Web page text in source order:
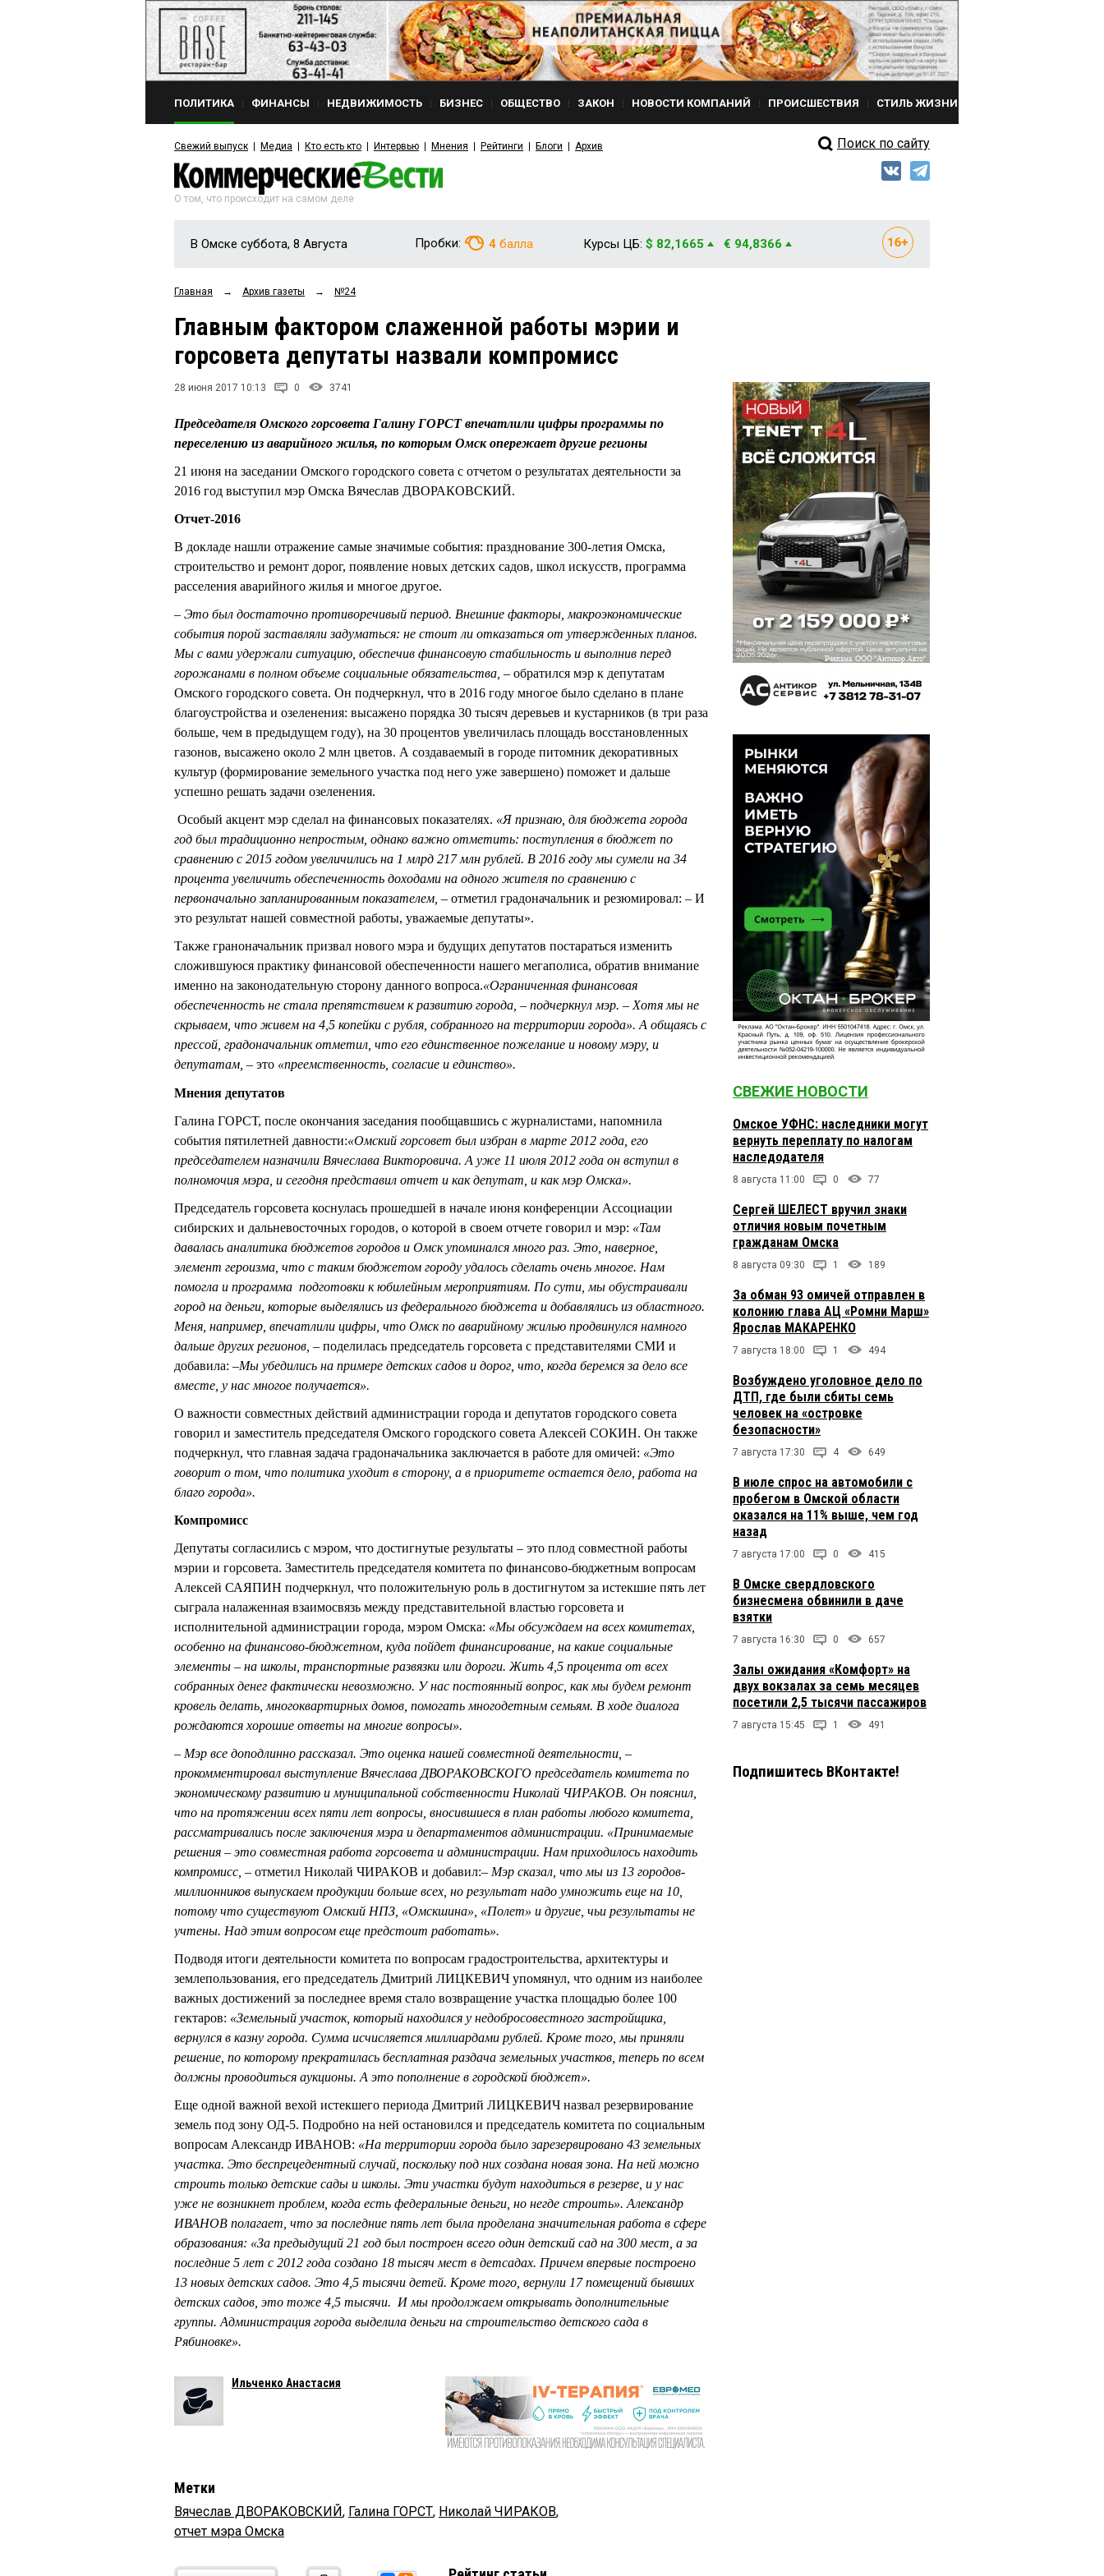
ПОЛИТИКА ФИНАНСЫ НЕДВИЖИМОСТЬ БИЗНЕС ОБЩЕСТВО ЗАКОН НОВОСТИ КОМПАНИЙ ПРОИСШЕСТВИЯ СТИЛЬ ЖИЗНИ
Свежий выпуск Медиа Кто есть кто Интервью Мнения Рейтинги Блоги Архив Поиск по сайту
О том, что происходит на самом деле
В Омске суббота, 8 Августа Пробки: 4 балла Курсы ЦБ: $ 82,1665 € 94,8366
Главная → Архив газеты → №24
Главным фактором слаженной работы мэрии и
горсовета депутаты назвали компромисс
28 июня 2017 10:13 0 3741
Председателя Омского горсовета Галину ГОРСТ впечатлили цифры программы по
переселению из аварийного жилья, по которым Омск опережает другие регионы
21 июня на заседании Омского городского совета с отчетом о результатах деятельности за
2016 год выступил мэр Омска Вячеслав ДВОРАКОВСКИЙ.
Отчет-2016
В докладе нашли отражение самые значимые события: празднование 300-летия Омска,
строительство и ремонт дорог, появление новых детских садов, школ искусств, программа
расселения аварийного жилья и многое другое.
– Это был достаточно противоречивый период. Внешние факторы, макроэкономические
события порой заставляли задуматься: не стоит ли отказаться от утвержденных планов.
Мы с вами удержали ситуацию, обеспечив финансовую стабильность и выполнив перед
горожанами в полном объеме социальные обязательства, – обратился мэр к депутатам
Омского городского совета. Он подчеркнул, что в 2016 году многое было сделано в плане
благоустройства и озеленения: высажено порядка 30 тысяч деревьев и кустарников (в три раза
больше, чем в предыдущем году), на 30 процентов увеличилась площадь восстановленных
газонов, высажено около 2 млн цветов. А создаваемый в городе питомник декоративных
культур (формирование земельного участка под него уже завершено) поможет и дальше
успешно решать задачи озеленения.
Особый акцент мэр сделал на финансовых показателях. «Я признаю, для бюджета города
год был традиционно непростым, однако важно отметить: поступления в бюджет по
сравнению с 2015 годом увеличились на 1 млрд 217 млн рублей. В 2016 году мы сумели на 34
процента увеличить обеспеченность доходами на одного жителя по сравнению с
первоначально запланированным показателем, – отметил градоначальник и резюмировал: – И
это результат нашей совместной работы, уважаемые депутаты».
Также граноначальник призвал нового мэра и будущих депутатов постараться изменить
сложившуюся практику финансовой обеспеченности нашего мегаполиса, обратив внимание
именно на законодательную сторону данного вопроса.«Ограниченная финансовая
обеспеченность не стала препятствием к развитию города, – подчеркнул мэр. – Хотя мы не
скрываем, что живем на 4,5 копейки с рубля, собранного на территории города». А общаясь с
прессой, градоначальник отметил, что его единственное пожелание и новому мэру, и
депутатам, – это «преемственность, согласие и единство».
Мнения депутатов
Галина ГОРСТ, после окончания заседания пообщавшись с журналистами, напомнила
события пятилетней давности:«Омский горсовет был избран в марте 2012 года, его
председателем назначили Вячеслава Викторовича. А уже 11 июля 2012 года он вступил в
полномочия мэра, и сегодня представил отчет и как депутат, и как мэр Омска».
Председатель горсовета коснулась прошедшей в начале июня конференции Ассоциации
сибирских и дальневосточных городов, о которой в своем отчете говорил и мэр: «Там
давалась аналитика бюджетов городов и Омск упоминался много раз. Это, наверное,
элемент героизма, что с таким бюджетом городу удалось сделать очень многое. Нам
помогла и программа подготовки к юбилейным мероприятиям. По сути, мы обустраивали
город на деньги, которые выделялись из федерального бюджета и добавлялись из областного.
Меня, например, впечатлили цифры, что Омск по аварийному жилью продвинулся намного
дальше других регионов, – поделилась председатель горсовета с представителями СМИ и
добавила: –Мы убедились на примере детских садов и дорог, что, когда беремся за дело все
вместе, у нас многое получается».
О важности совместных действий администрации города и депутатов городского совета
говорил и заместитель председателя Омского городского совета Алексей СОКИН. Он также
подчеркнул, что главная задача градоначальника заключается в работе для омичей: «Это
говорит о том, что политика уходит в сторону, а в приоритете остается дело, работа на
благо города».
Компромисс
Депутаты согласились с мэром, что достигнутые результаты – это плод совместной работы
мэрии и горсовета. Заместитель председателя комитета по финансово-бюджетным вопросам
Алексей САЯПИН подчеркнул, что положительную роль в достигнутом за истекшие пять лет
сыграла налаженная взаимосвязь между представительной властью горсовета и
исполнительной администрации города, мэром Омска: «Мы обсуждаем на всех комитетах,
особенно на финансово-бюджетном, куда пойдет финансирование, на какие социальные
элементы – на школы, транспортные развязки или дороги. Жить 4,5 процента от всех
собранных денег фактически невозможно. У нас постоянный вопрос, как мы будем ремонт
кровель делать, многоквартирных домов, помогать многодетным семьям. В ходе диалога
рождаются хорошие ответы на многие вопросы».
– Мэр все доподлинно рассказал. Это оценка нашей совместной деятельности, –
прокомментировал выступление Вячеслава ДВОРАКОВСКОГО председатель комитета по
экономическому развитию и муниципальной собственности Николай ЧИРАКОВ. Он пояснил,
что на протяжении всех пяти лет вопросы, вносившиеся в план работы любого комитета,
рассматривались после заключения мэра и департаментов администрации. «Принимаемые
решения – это совместная работа горсовета и администрации. Нам приходилось находить
компромисс, – отметил Николай ЧИРАКОВ и добавил:– Мэр сказал, что мы из 13 городов-
миллионников выпускаем продукции больше всех, но результат надо умножить еще на 10,
потому что существуют Омский НПЗ, «Омскшина», «Полет» и другие, чьи результаты не
учтены. Над этим вопросом еще предстоит работать».
Подводя итоги деятельности комитета по вопросам градостроительства, архитектуры и
землепользования, его председатель Дмитрий ЛИЦКЕВИЧ упомянул, что одним из наиболее
важных достижений за последнее время стало возвращение участка площадью более 100
гектаров: «Земельный участок, который находился у недобросовестного застройщика,
вернулся в казну города. Сумма исчисляется миллиардами рублей. Кроме того, мы приняли
решение, по которому прекратилась бесплатная раздача земельных участков, теперь по всем
должны проводиться аукционы. А это пополнение в городской бюджет».
Еще одной важной вехой истекшего периода Дмитрий ЛИЦКЕВИЧ назвал резервирование
земель под зону ОД-5. Подробно на ней остановился и председатель комитета по социальным
вопросам Александр ИВАНОВ: «На территории города было зарезервировано 43 земельных
участка. Это беспрецедентный случай, поскольку под них создана новая зона. На ней можно
строить только детские сады и школы. Эти участки будут находиться в резерве, и у нас
уже не возникнет проблем, когда есть федеральные деньги, но негде строить». Александр
ИВАНОВ полагает, что за последние пять лет была проделана значительная работа в сфере
образования: «За предыдущий 21 год был построен всего один детский сад на 300 мест, а за
последние 5 лет с 2012 года создано 18 тысяч мест в детсадах. Причем впервые построено
13 новых детских садов. Это 4,5 тысячи детей. Кроме того, вернули 17 помещений бывших
детских садов, это тоже 4,5 тысячи. И мы продолжаем открывать дополнительные
группы. Администрация города выделила деньги на строительство детского сада в
Рябиновке».
Ильченко Анастасия
Метки
Вячеслав ДВОРАКОВСКИЙ, Галина ГОРСТ, Николай ЧИРАКОВ,
отчет мэра Омска
СВЕЖИЕ НОВОСТИ
Омское УФНС: наследники могут
вернуть переплату по налогам
наследодателя
8 августа 11:00 0 77
Сергей ШЕЛЕСТ вручил знаки
отличия новым почетным
гражданам Омска
8 августа 09:30 1 189
За обман 93 омичей отправлен в
колонию глава АЦ «Ромни Марш»
Ярослав МАКАРЕНКО
7 августа 18:00 1 494
Возбуждено уголовное дело по
ДТП, где были сбиты семь
человек на «островке
безопасности»
7 августа 17:30 4 649
В июле спрос на автомобили с
пробегом в Омской области
оказался на 11% выше, чем год
назад
7 августа 17:00 0 415
В Омске свердловского
бизнесмена обвинили в даче
взятки
7 августа 16:30 0 657
Залы ожидания «Комфорт» на
двух вокзалах за семь месяцев
посетили 2,5 тысячи пассажиров
7 августа 15:45 1 491
Подпишитесь ВКонтакте!